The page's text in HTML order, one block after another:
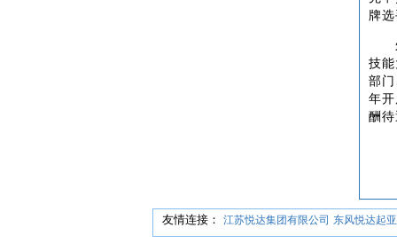
牌
技
部
年
酬
友情连接： 江苏悦达集团有限公司 东风悦达起